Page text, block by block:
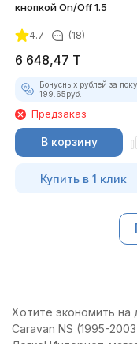
кнопкой On/Off 1.5
4.7 (18)
6 648,47 T
Бонусных рублей за
199.65руб.
Предзаказ
В корзину
Купить в 1 клик
Хотите экономить на
Caravan NS (1995-